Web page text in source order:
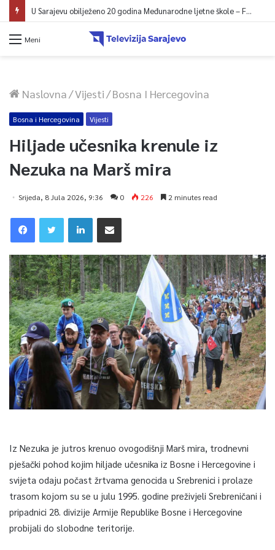
U Sarajevu obilježeno 20 godina Međunarodne ljetne škole – Fokus na izazovima međunarodne pravde
Meni
Naslovna/Vijesti/Bosna I Hercegovina
Bosna i Hercegovina Vijesti
Hiljade učesnika krenule iz
Nezuka na Marš mira
Srijeda, 8 Jula 2026, 9:36 0 226 2 minutes read
Iz Nezuka je jutros krenuo ovogodišnji Marš mira, trodnevni
pješački pohod kojim hiljade učesnika iz Bosne i Hercegovine i
svijeta odaju počast žrtvama genocida u Srebrenici i prolaze
trasom kojom su se u julu 1995. godine preživjeli Srebreničani i
pripadnici 28. divizije Armije Republike Bosne i Hercegovine
probijali do slobodne teritorije.